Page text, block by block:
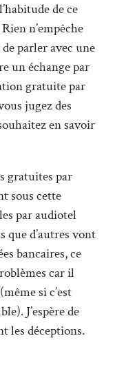
de ce
n’empêche
parler avec une
un échange par
gratuite par
jugez des
en savoir
gratuites par
sous cette
par audiotel
que d’autres vont
bancaires, ce
car il
si c’est
J’espère de
les déceptions.